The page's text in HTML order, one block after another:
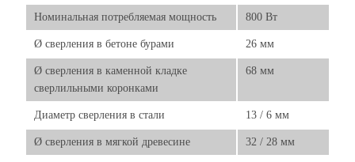
Номинальная потребляемая мощность 800 Вт
Ø сверления в бетоне бурами 26 мм
Ø сверления в каменной кладке
сверлильными коронками
68 мм
Диаметр сверления в стали 13 / 6 мм
Ø сверления в мягкой древесине 32 / 28 мм